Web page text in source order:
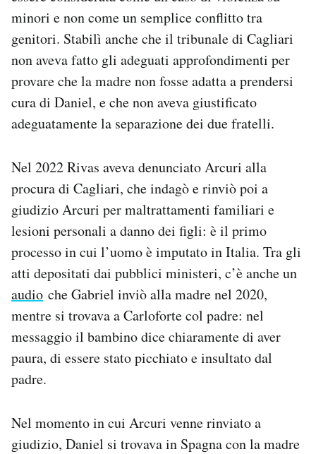
minori e non come un semplice conflitto tra
genitori. Stabilì anche che il tribunale di Cagliari
non aveva fatto gli adeguati approfondimenti per
provare che la madre non fosse adatta a prendersi
cura di Daniel, e che non aveva giustificato
adeguatamente la separazione dei due fratelli.
Nel 2022 Rivas aveva denunciato Arcuri alla
procura di Cagliari, che indagò e rinviò poi a
giudizio Arcuri per maltrattamenti familiari e
lesioni personali a danno dei figli: è il primo
processo in cui l’uomo è imputato in Italia. Tra gli
atti depositati dai pubblici ministeri, c’è anche un
audio che Gabriel inviò alla madre nel 2020,
mentre si trovava a Carloforte col padre: nel
messaggio il bambino dice chiaramente di aver
paura, di essere stato picchiato e insultato dal
padre.
Nel momento in cui Arcuri venne rinviato a
giudizio, Daniel si trovava in Spagna con la madre